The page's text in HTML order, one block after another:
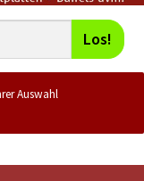
Los!
Auswahl